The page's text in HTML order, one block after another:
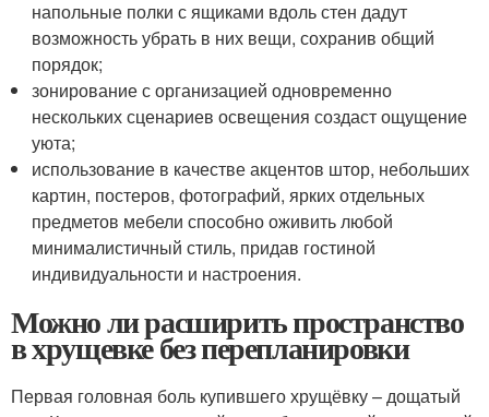
напольные полки с ящиками вдоль стен дадут
возможность убрать в них вещи, сохранив общий
порядок;
зонирование с организацией одновременно
нескольких сценариев освещения создаст ощущение
уюта;
использование в качестве акцентов штор, небольших
картин, постеров, фотографий, ярких отдельных
предметов мебели способно оживить любой
минималистичный стиль, придав гостиной
индивидуальности и настроения.
Можно ли расширить пространство
в хрущевке без перепланировки
Первая головная боль купившего хрущёвку – дощатый